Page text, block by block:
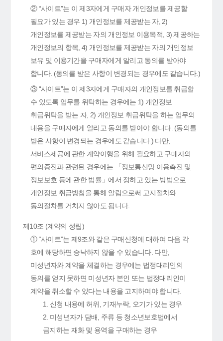
② “사이트”는 이 제3자에게 구매자 개인정보를 제공할
필요가 있는 경우 1) 개인정보를 제공받는 자, 2)
개인정보를 제공받는 자의 개인정보 이용목적, 3) 제공하는
개인정보의 항목, 4) 개인정보를 제공받는 자의 개인정보
보유 및 이용기간을 구매자에게 알리고 동의를 받아야
합니다. (동의를 받은 사항이 변경되는 경우에도 같습니다.)
③ “사이트”는 이 제3자에게 구매자의 개인정보를 취급할
수 있도록 업무를 위탁하는 경우에는 1) 개인정보
취급위탁을 받는 자, 2) 개인정보 취급위탁을 하는 업무의
내용을 구매자에게 알리고 동의를 받아야 합니다. (동의를
받은 사항이 변경되는 경우에도 같습니다.) 다만,
서비스제공에 관한 계약이행을 위해 필요하고 구매자의
편의증진과 관련된 경우에는 「정보통신망 이용촉진 및
정보보호 등에 관한 법률」에서 정하고 있는 방법으로
개인정보 취급방침을 통해 알림으로써 고지절차와
동의절차를 거치지 않아도 됩니다.
제10조 (계약의 성립)
① “사이트”는 제9조와 같은 구매신청에 대하여 다음 각
호에 해당하면 승낙하지 않을 수 있습니다. 다만,
미성년자와 계약을 체결하는 경우에는 법정대리인의
동의를 얻지 못하면 미성년자 본인 또는 법정대리인이
계약을 취소할 수 있다는 내용을 고지하여야 합니다.
1. 신청 내용에 허위, 기재누락, 오기가 있는 경우
2. 미성년자가 담배, 주류 등 청소년보호법에서
금지하는 재화 및 용역을 구매하는 경우